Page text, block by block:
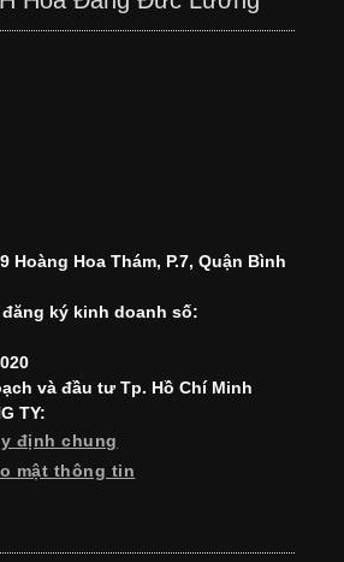
Hoàng Hoa Thám, P.7, Quận Bình
ký kinh doanh số:
và đầu tư Tp. Hồ Chí Minh
TY:
định chung
mật thông tin